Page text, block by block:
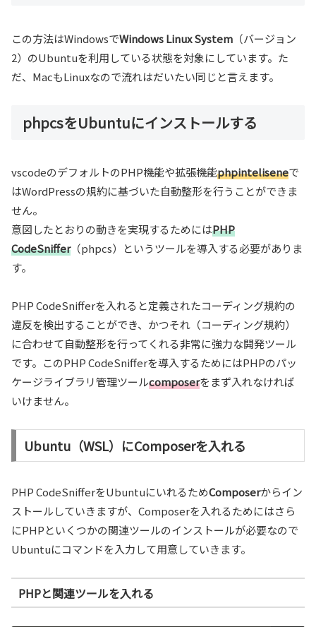
この方法はWindowsでWindows Linux System （バージョン
2）のUbuntuを利用している状態を対象にしています。た
だ、MacもLinuxなので流れはだいたい同じと言えます。
phpcsをUbuntuにインストールする
vscodeのデフォルトのPHP機能や拡張機能phpinteliseneで
はWordPressの規約に基づいた自動整形を行うことができま
せん。
意図したとおりの動きを実現するためにはPHP
CodeSniffer（phpcs）というツールを導入する必要がありま
す。
PHP CodeSnifferを入れると定義されたコーディング規約の
違反を検出することができ、かつそれ（コーディング規約）
に合わせて自動整形を行ってくれる非常に強力な開発ツール
です。このPHP CodeSnifferを導入するためにはPHPのパッ
ケージライブラリ管理ツールcomposerをまず入れなければ
いけません。
Ubuntu（WSL）にComposerを入れる
PHP CodeSnifferをUbuntuにいれるためComposerからイン
ストールしていきますが、Composerを入れるためにはさら
にPHPといくつかの関連ツールのインストールが必要なので
Ubuntuにコマンドを入力して用意していきます。
PHPと関連ツールを入れる